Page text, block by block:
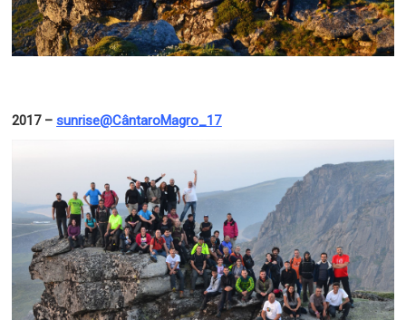
2017 –sunrise@CântaroMagro_17